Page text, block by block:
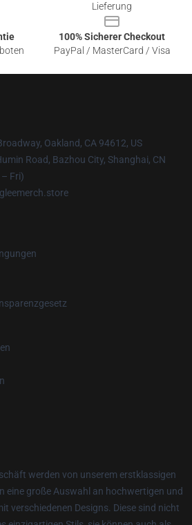
Lieferung
100% Sicherer Checkout
PayPal / MasterCard / Visa
Oakland, CA 94612, US
Road, Bazhou City, Shanghai, CN
Fri)
werden von unserem erstklassigen
eine große Auswahl an hochwertigen und
verschiedenen Designs. Diese sind nicht